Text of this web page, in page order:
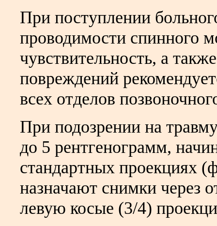
При поступлении
проводимости спинного
чувствительность, а
повреждений
всех отделов
При подозрении на
до 5 рентгенограмм,
стандартных проекциях
назначают снимки через
левую косые (3/4)